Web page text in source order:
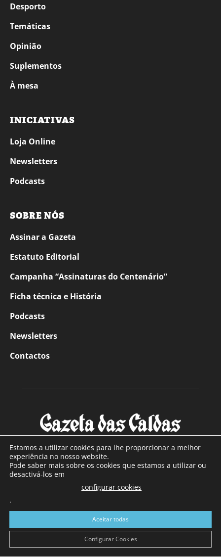
Desporto
Temáticas
Opinião
Suplementos
À mesa
INICIATIVAS
Loja Online
Newsletters
Podcasts
SOBRE NÓS
Assinar a Gazeta
Estatuto Editorial
Campanha “Assinaturas do Centenário”
Ficha técnica e História
Podcasts
Newsletters
Contactos
SOBRE NÓS
Com sede nas Caldas da Rainha e mais de 90 anos de
a sul de distrito de Leiria, com mais de 40.000 leitores por
toda a região Oeste. Jornal com distribuição em Portugal
Continental e assinatura online.
Estamos a utilizar cookies para lhe proporcionar a melhor
experiência no nosso website.
Pode saber mais sobre os cookies que estamos a utilizar ou
desactivá-los em
configurar cookies
.
Aceitar todas
Configurar Cookies